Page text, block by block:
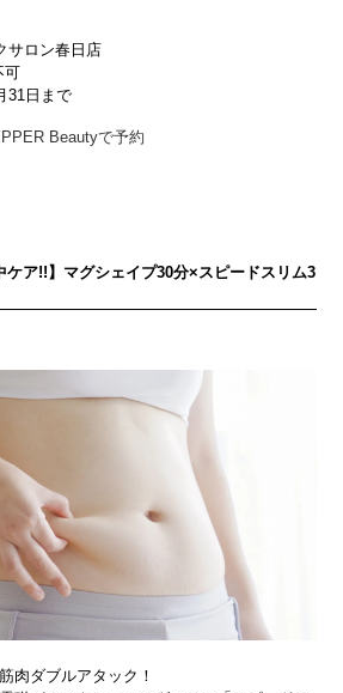
サロン春日店
可
31日まで
Beautyで予約
ア!!】マグシェイプ30分×スピードスリム3
肉ダブルアタック！